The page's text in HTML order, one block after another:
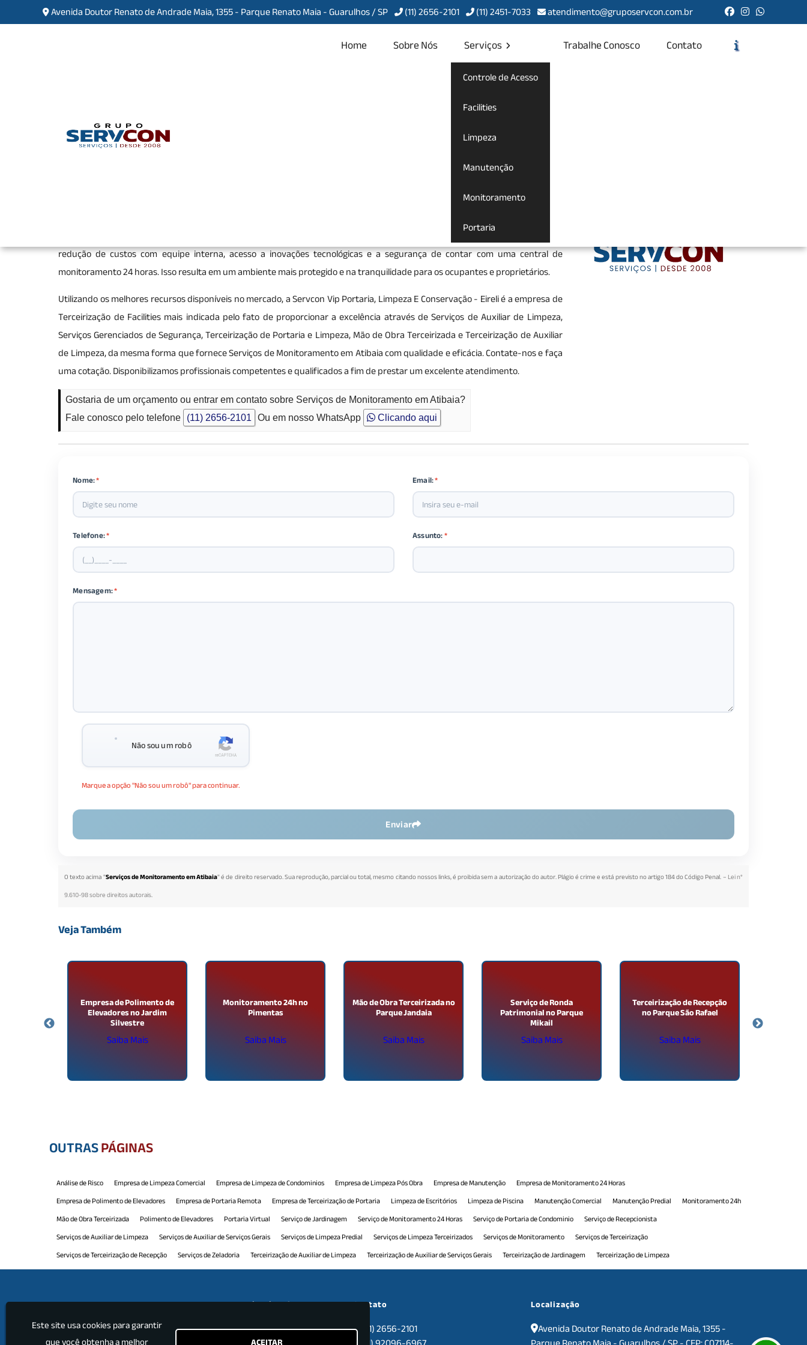
Avenida Doutor Renato de Andrade Maia, 1355 - Parque Renato Maia - Guarulhos / SP (11) 2656-2101 (11) 2451-7033 atendimento@gruposervcon.com.br
Home Sobre Nós Serviços
Controle de Acesso
Facilities
Limpeza
Manutenção
Monitoramento
Portaria
Trabalhe Conosco Contato
Home»Informações»Serviços de Monitoramento em Atibaia
residências. Com o uso de tecnologias avançadas, como câmeras de segurança, alarmes e sensores, esses serviços permitem a
acionar equipes de segurança e autoridades em caso de incidentes. A terceirização desses serviços oferece benefícios como
redução de custos com equipe interna, acesso a inovações tecnológicas e a segurança de contar com uma central de
monitoramento 24 horas. Isso resulta em um ambiente mais protegido e na tranquilidade para os ocupantes e proprietários.
Utilizando os melhores recursos disponíveis no mercado, a Servcon Vip Portaria, Limpeza E Conservação - Eireli é a empresa de
Terceirização de Facilities mais indicada pelo fato de proporcionar a excelência através de Serviços de Auxiliar de Limpeza,
Serviços Gerenciados de Segurança, Terceirização de Portaria e Limpeza, Mão de Obra Terceirizada e Terceirização de Auxiliar
de Limpeza, da mesma forma que fornece Serviços de Monitoramento em Atibaia com qualidade e eficácia. Contate-nos e faça
uma cotação. Disponibilizamos profissionais competentes e qualificados a fim de prestar um excelente atendimento.
Gostaria de um orçamento ou entrar em contato sobre Serviços de Monitoramento em Atibaia?
Fale conosco pelo telefone
(11) 2656-2101 Ou em nosso WhatsApp Clicando aqui
Nome:* Email:*
Telefone:* Assunto:*
Mensagem:*
Não sou um robô
Marque a opção "Não sou um robô" para continuar.
Enviar
O texto acima "Serviços de Monitoramento em Atibaia" é de direito reservado. Sua reprodução, parcial ou total, mesmo citando nossos links, é proibida sem a autorização do autor. Plágio é crime e está previsto no artigo 184 do Código Penal. –Lei n°
9.610-98 sobre direitos autorais.
Veja Também
Empresa de Polimento de
Elevadores no Jardim
Silvestre
Saiba Mais
Monitoramento 24h no
Pimentas
Saiba Mais
Mão de Obra Terceirizada no
Parque Jandaia
Saiba Mais
Serviço de Ronda
Patrimonial no Parque
Mikail
Saiba Mais
Terceirização de Recepção
no Parque São Rafael
Saiba Mais
OUTRASPÁGINAS
Análise de Risco Empresa de Limpeza Comercial Empresa de Limpeza de Condominios Empresa de Limpeza Pós Obra Empresa de Manutenção
Empresa de Monitoramento 24 Horas
Empresa de Polimento de Elevadores
Empresa de Portaria Remota Empresa de Terceirização de Portaria Limpeza de Escritórios Limpeza de Piscina Manutenção Comercial Manutenção Predial
Monitoramento 24h
Mão de Obra Terceirizada
Polimento de Elevadores Portaria Virtual Serviço de Jardinagem Serviço de Monitoramento 24 Horas Serviço de Portaria de Condominio
Serviço de Recepcionista
Serviços de Auxiliar de Limpeza
Serviços de Auxiliar de Serviços Gerais Serviços de Limpeza Predial Serviços de Limpeza Terceirizados Serviços de Monitoramento
Serviços de Terceirização
Serviços de Terceirização de Recepção
Serviços de Zeladoria Terceirização de Auxiliar de Limpeza Terceirização de Auxiliar de Serviços Gerais Terceirização de Jardinagem
Terceirização de Limpeza
Terceirização de Limpeza e Conservação
Terceirização de Manutenção Comercial Terceirização de Manutenção Predial Terceirização de Monitoramento Terceirização de Portaria
Terceirização de Portaria 24h
Institucional
Home
Contato
(11) 2656-2101
Localização
Avenida Doutor Renato de Andrade Maia, 1355 -
Este site usa cookies para garantir